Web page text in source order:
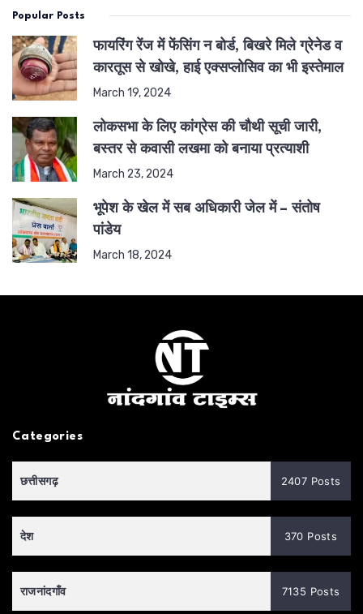
Popular Posts
फायरिंग रेंज में फेंसिंग न बोर्ड, बिखरे मिले ग्रेनेड व
कारतूस से खोखे, हाई एक्सप्लोसिव का भी इस्तेमाल
March 19, 2024
लोकसभा के लिए कांग्रेस की चौथी सूची जारी,
बस्तर से कवासी लखमा को बनाया प्रत्याशी
March 23, 2024
भूपेश के खेल में सब अधिकारी जेल में – संतोष
पांडेय
March 18, 2024
Categories
छत्तीसगढ़ 2407 Posts
देश 370 Posts
राजनांदगाँव 7135 Posts